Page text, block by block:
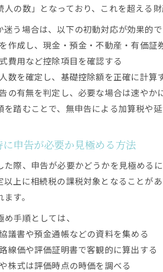
の数」となっており、これを超える
迷う場合は、以下の初動対応が効果的で
作成し、現金・預金・不動産・有価証
費用など控除項目を確認する
数を確定し、基礎控除額を正確に計算
の有無を判定し、必要な場合は速やか
を踏むことで、無申告による加算税や
申告が必要か見極める方法
た際、申告が必要かどうかを見極める
以上に相続税の課税対象となることが
す。
手順としては、
議書や預金通帳などの資料を集める
線価や評価証明書で客観的に算出する
株式は評価時点の時価を調べる